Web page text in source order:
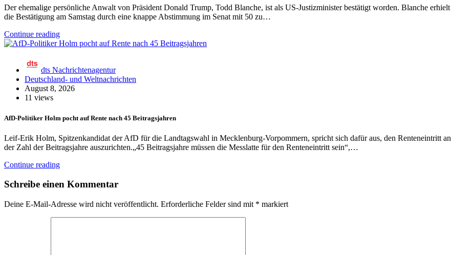
Der ehemalige persönliche Anwalt von Präsident Donald Trump, Todd Blanche, ist als US-Justizminister bestätigt worden. Blanche erhielt
die Bestätigung am Samstag durch eine knappe Abstimmung im Senat mit 50 zu…
Continue reading
dts Nachrichtenagentur
Deutschland- und Weltnachrichten
August 8, 2026
11 views
AfD-Politiker Holm pocht auf Rente nach 45 Beitragsjahren
Leif-Erik Holm, Spitzenkandidat der AfD für die Landtagswahl in Mecklenburg-Vorpommern, spricht sich dafür aus, den Renteneintritt an
der Zahl der Beitragsjahre auszurichten.„45 Beitragsjahre müssen die Messlatte für den Renteneintritt sein“,…
Continue reading
Schreibe einen Kommentar
Deine E-Mail-Adresse wird nicht veröffentlicht. Erforderliche Felder sind mit * markiert